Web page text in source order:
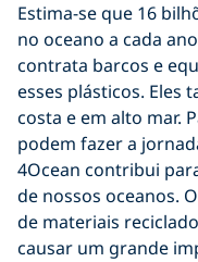
Estima-se que 16
no oceano a cada
contrata barcos e
esses plásticos. Eles
costa e em alto mar.
podem fazer a
4Ocean contribui
de nossos oceanos.
de materiais
causar um grande